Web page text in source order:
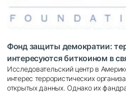
Фонд защиты демократии:
интересуются биткоином в
Исследовательский центр в
интерес террористических
открытых данных. Однако их